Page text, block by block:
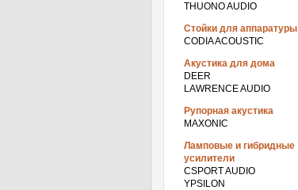
THUONO AUDIO
Стойки для аппаратуры
CODIA ACOUSTIC
Акустика для дома
DEER
LAWRENCE AUDIO
Рупорная акустика
MAXONIC
Ламповые и гибридные
усилители
CSPORT AUDIO
YPSILON